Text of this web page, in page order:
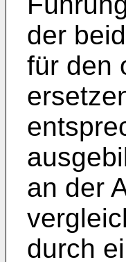
der
für den
an der
durch